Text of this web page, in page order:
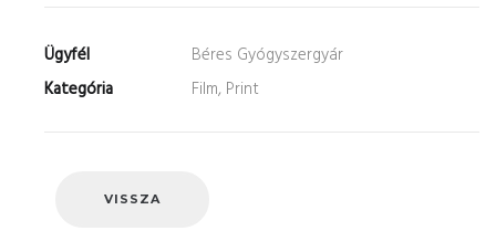
Ügyfél
Béres Gyógyszergyár
Kategória
Film, Print
VISSZA